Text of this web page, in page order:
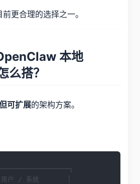
更合理的选择之一。
本地
么搭？
可扩展的架构方案。
用户 / 系统